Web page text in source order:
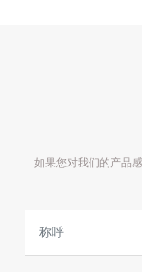
如果您对我们的产品